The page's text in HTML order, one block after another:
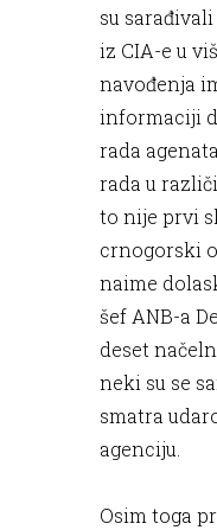
su
iz CIA-e u
navođenja
informaciji
rada
rada u
to nije prvi
crnogorski
naime
šef ANB-a
deset
neki su se
smatra
agenciju.
Osim toga